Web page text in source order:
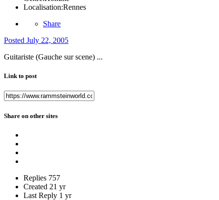
Localisation:Rennes
Share
Posted July 22, 2005
Guitariste (Gauche sur scene) ...
Link to post
Share on other sites
Replies 757
Created 21 yr
Last Reply 1 yr